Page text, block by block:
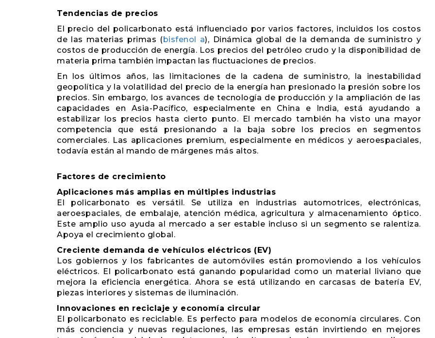
Tendencias de precios
El precio del policarbonato está influenciado por varios factores, incluidos los costos
de las materias primas (bisfenol a), Dinámica global de la demanda de suministro y
costos de producción de energía. Los precios del petróleo crudo y la disponibilidad de
materia prima también impactan las fluctuaciones de precios.
En los últimos años, las limitaciones de la cadena de suministro, la inestabilidad
geopolítica y la volatilidad del precio de la energía han presionado la presión sobre los
precios. Sin embargo, los avances de tecnología de producción y la ampliación de las
capacidades en Asia-Pacífico, especialmente en China e India, está ayudando a
estabilizar los precios hasta cierto punto. El mercado también ha visto una mayor
competencia que está presionando a la baja sobre los precios en segmentos
comerciales. Las aplicaciones premium, especialmente en médicos y aeroespaciales,
todavía están al mando de márgenes más altos.
Factores de crecimiento
Aplicaciones más amplias en múltiples industrias
El policarbonato es versátil. Se utiliza en industrias automotrices, electrónicas,
aeroespaciales, de embalaje, atención médica, agricultura y almacenamiento óptico.
Este amplio uso ayuda al mercado a ser estable incluso si un segmento se ralentiza.
Apoya el crecimiento global.
Creciente demanda de vehículos eléctricos (EV)
Los gobiernos y los fabricantes de automóviles están promoviendo a los vehículos
eléctricos. El policarbonato está ganando popularidad como un material liviano que
mejora la eficiencia energética. Ahora se está utilizando en carcasas de batería EV,
piezas interiores y sistemas de iluminación.
Innovaciones en reciclaje y economía circular
El policarbonato es reciclable. Es perfecto para modelos de economía circulares. Con
más conciencia y nuevas regulaciones, las empresas están invirtiendo en mejores